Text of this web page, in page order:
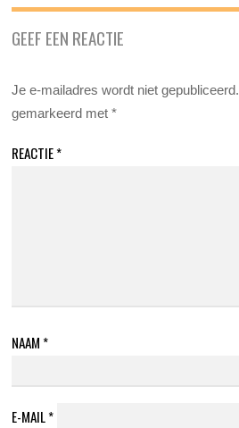
GEEF EEN REACTIE
Je e-mailadres wordt niet gepubliceerd.
gemarkeerd met*
REACTIE*
NAAM *
E-MAIL*